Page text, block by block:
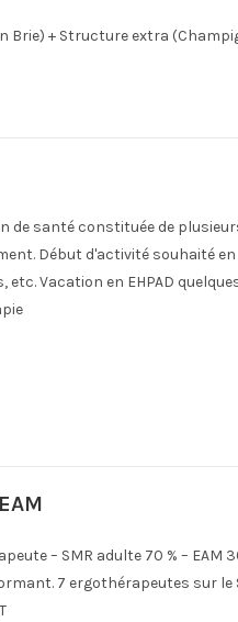
Brie) + Structure extra
de santé constituée de
Début d'activité souhaité
Vacation en EHPAD
– SMR adulte 70 % –
7 ergothérapeutes sur le